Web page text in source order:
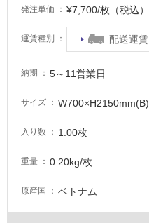
発注単価 ¥7,700/枚（税込）
運賃種別 配送運賃
納期 5～11営業日
サイズ W700×H2150mm(B)
入り数 1.00枚
重量 0.20kg/枚
原産国 ベトナム
駐
場
非
に
し
い
適
し